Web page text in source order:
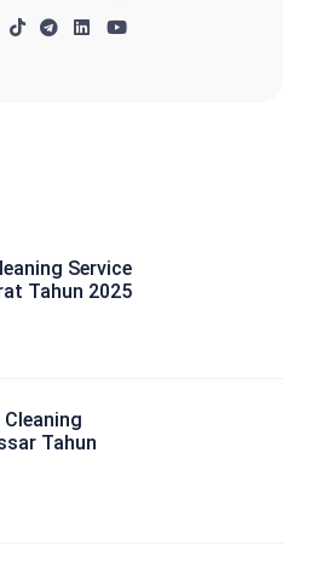
Service
Tahun 2025
Tahun